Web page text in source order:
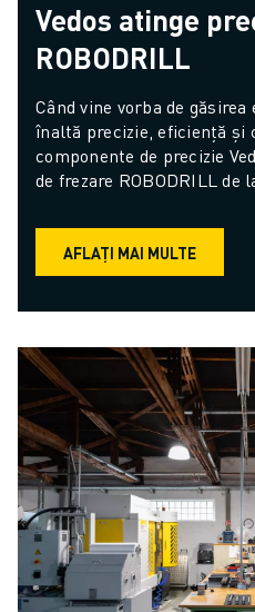
Vedos atinge
ROBODRILL
Când vine vorba de
înaltă precizie, eficiență și
componente de precizie
de frezare ROBODRILL de
AFLAȚI MAI MULTE